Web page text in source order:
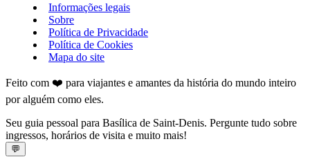
Informações legais
Sobre
Política de Privacidade
Política de Cookies
Mapa do site
Feito com ❤️ para viajantes e amantes da história do mundo inteiro
por alguém como eles.
Seu guia pessoal para Basílica de Saint‑Denis. Pergunte tudo sobre
ingressos, horários de visita e muito mais!
💬